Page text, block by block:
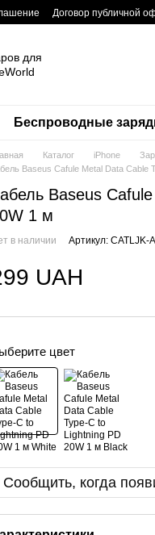
Договор публичной
Беспроводные
Каталог iPhone
Baseus Cafule Metal Data Cable
Baseus
1 м
в наличии Артикул: CATLJK-
UAH
цвет
Сообщить, когда